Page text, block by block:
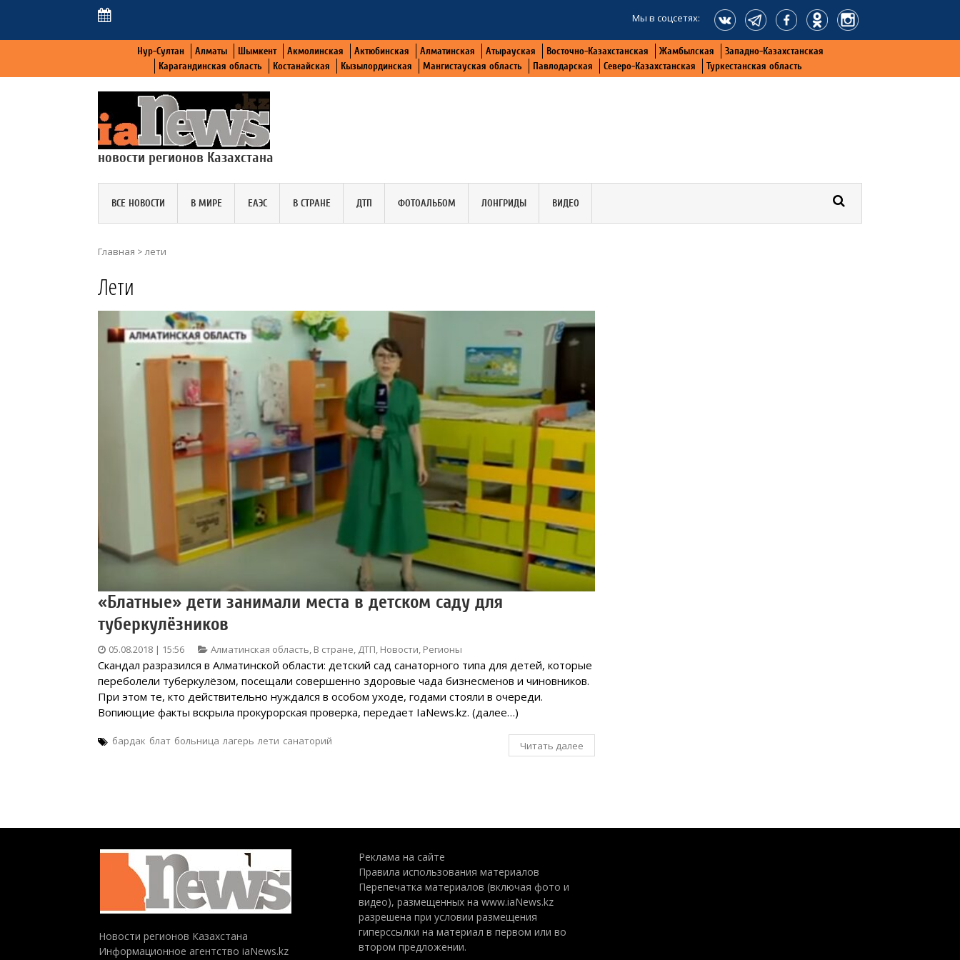
Мы в соцсетях:
Нур-Султан Алматы Шымкент Акмолинская Актюбинская Алматинская Атырауская Восточно-Казахстанская Жамбылская
Западно-Казахстанская
Карагандинская область
Костанайская Кызылординская Мангистауская область Павлодарская Северо-Казахстанская Туркестанская область
новости регионов Казахстана
ВСЕ НОВОСТИ В МИРЕ ЕАЭС В СТРАНЕ ДТП ФОТОАЛЬБОМ ЛОНГРИДЫ ВИДЕО
Главная >лети
Лети
«Блатные» дети занимали места в детском саду для
туберкулёзников
05.08.2018 | 15:56 Алматинская область, В стране, ДТП, Новости, Регионы
Скандал разразился в Алматинской области: детский сад санаторного типа для детей, которые
переболели туберкулёзом, посещали совершенно здоровые чада бизнесменов и чиновников.
При этом те, кто действительно нуждался в особом уходе, годами стояли в очереди.
Вопиющие факты вскрыла прокурорская проверка, передает IaNews.kz. (далее…)
бардак блат больница лагерь лети санаторий Читать далее
Новости регионов Казахстана
Информационное агентство iaNews.kz
Реклама на сайте
Правила использования материалов
Перепечатка материалов (включая фото и
видео), размещенных на www.iaNews.kz
разрешена при условии размещения
гиперссылки на материал в первом или во
втором предложении.